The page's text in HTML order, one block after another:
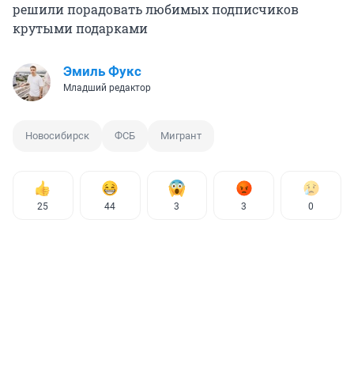
решили порадовать любимых подписчиков
крутыми подарками
Эмиль Фукс
Младший редактор
Новосибирск ФСБ Мигрант
25 44 3 3 0